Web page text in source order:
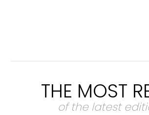
THE MOST
of the latest